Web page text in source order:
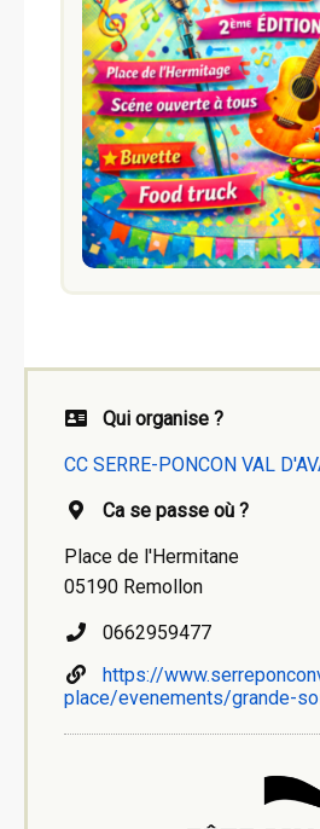
Qui organise ?
CC SERRE-PONCON VAL
Ca se passe où ?
Place de l'Hermitane
05190 Remollon
0662959477
https://
place/evenements/grande-